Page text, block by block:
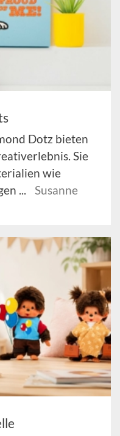
Dotz bieten
Sie
wie
...
Susanne